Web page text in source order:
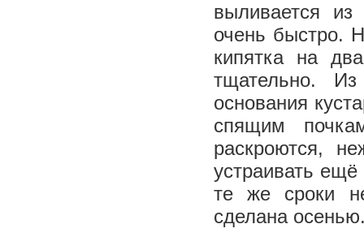
выливается
очень быстро.
кипятка на
тщательно.
основания
спящим
раскроются,
устраивать ещё
те же сроки
сделана